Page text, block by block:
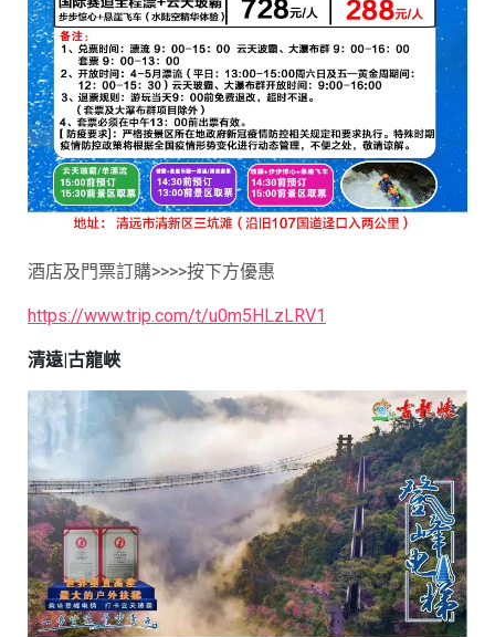
酒店及門票訂購>>>>按下方優惠
https://www.trip.com/t/u0m5HLzLRV1
清遠|古龍峽